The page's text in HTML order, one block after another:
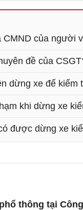
của người
đề của
dừng xe để kiểm
khi dừng xe
được dừng xe
thông tại